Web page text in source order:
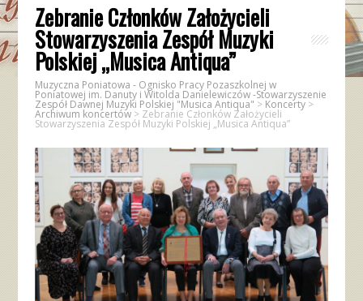
Zebranie Członków Założycieli
Stowarzyszenia Zespół Muzyki
Polskiej „Musica Antiqua”
Muzyczna Poniatowa - Ognisko Pracy Pozaszkolnej w
Poniatowej im. Danuty i Witolda Danielewiczów -Stowarzyszenie
Zespół Dawnej Muzyki Polskiej "Musica Antiqua" > Koncerty>
Archiwum koncertów> Zebranie Członków Założycieli
Stowarzyszenia Zespół Muzyki Polskiej „Musica Antiqua”